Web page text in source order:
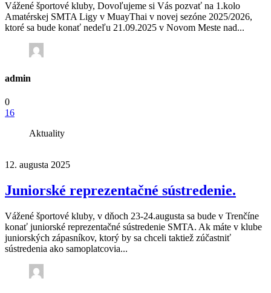
Vážené športové kluby, Dovoľujeme si Vás pozvať na 1.kolo
Amatérskej SMTA Ligy v MuayThai v novej sezóne 2025/2026,
ktoré sa bude konať nedeľu 21.09.2025 v Novom Meste nad...
admin
0
16
Aktuality
12. augusta 2025
Juniorské reprezentačné sústredenie.
Vážené športové kluby, v dňoch 23-24.augusta sa bude v Trenčíne
konať juniorské reprezentačné sústredenie SMTA. Ak máte v klube
juniorských zápasníkov, ktorý by sa chceli taktiež zúčastniť
sústredenia ako samoplatcovia...